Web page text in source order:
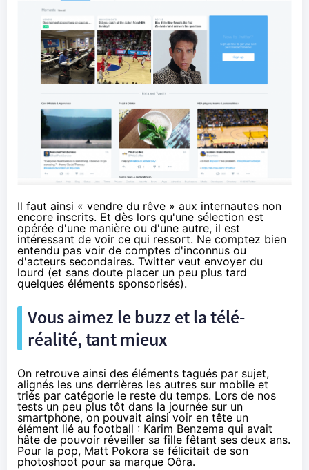
Il faut ainsi « vendre du rêve » aux internautes non
encore inscrits. Et dès lors qu'une sélection est
opérée d'une manière ou d'une autre, il est
intéressant de voir ce qui ressort. Ne comptez bien
entendu pas voir de comptes d'inconnus ou
d'acteurs secondaires. Twitter veut envoyer du
lourd (et sans doute placer un peu plus tard
quelques éléments sponsorisés).
Vous aimez le buzz et la télé-
réalité, tant mieux
On retrouve ainsi des éléments tagués par sujet,
alignés les uns derrières les autres sur mobile et
triés par catégorie le reste du temps. Lors de nos
tests un peu plus tôt dans la journée sur un
smartphone, on pouvait ainsi voir en tête un
élément lié au football : Karim Benzema qui avait
hâte de pouvoir réveiller sa fille fêtant ses deux ans.
Pour la pop, Matt Pokora se félicitait de son
photoshoot pour sa marque Oôra.